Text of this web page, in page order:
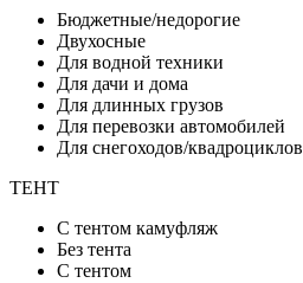
Бюджетные/недорогие
Двухосные
Для водной техники
Для дачи и дома
Для длинных грузов
Для перевозки автомобилей
Для снегоходов/квадроциклов
ТЕНТ
C тентом камуфляж
Без тента
С тентом